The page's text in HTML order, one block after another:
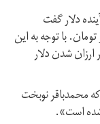
دلار گفت
۳ هزار تومان. با توجه به این
ارزان شدن دلار
مرز ۴۲۰۰ تومان بود که محمدباقر نوبخت
است».